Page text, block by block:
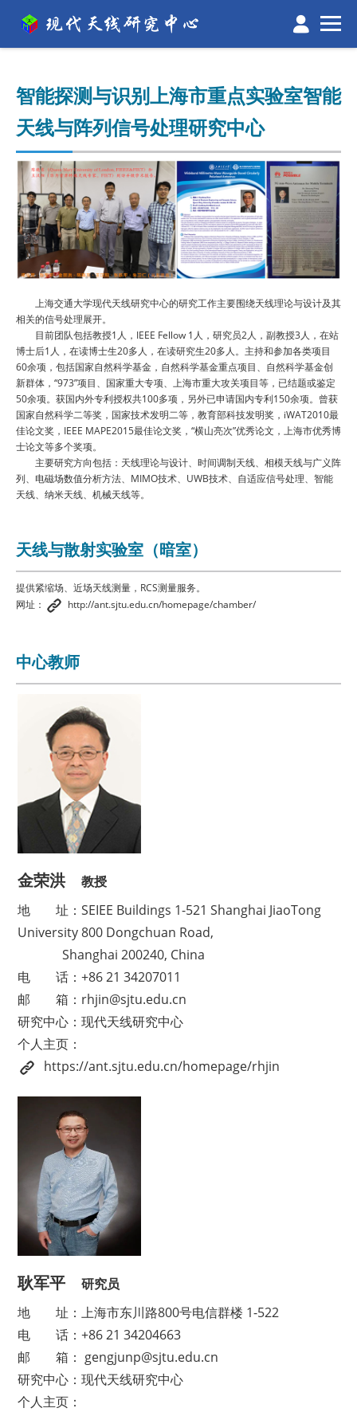
智能探测与识别上海市重点实验室智能
天线与阵列信号处理研究中心
上海交通大学现代天线研究中心的研究工作主要围绕天线理论与设计及其
相关的信号处理展开。
目前团队包括教授1人，IEEE Fellow 1人，研究员2人，副教授3人，在站
博士后1人，在读博士生20多人，在读研究生20多人。主持和参加各类项目
60余项，包括国家自然科学基金，自然科学基金重点项目、自然科学基金创
新群体，“973”项目、国家重大专项、上海市重大攻关项目等，已结题或鉴定
50余项。获国内外专利授权共100多项，另外已申请国内专利150余项。曾获
国家自然科学二等奖，国家技术发明二等，教育部科技发明奖，iWAT2010最
佳论文奖，IEEE MAPE2015最佳论文奖，“横山亮次”优秀论文，上海市优秀博
士论文等多个奖项。
主要研究方向包括：天线理论与设计、时间调制天线、相模天线与广义阵
列、电磁场数值分析方法、MIMO技术、UWB技术、自适应信号处理、智能
天线、纳米天线、机械天线等。
天线与散射实验室（暗室）
提供紧缩场、近场天线测量，RCS测量服务。
网址：
http://ant.sjtu.edu.cn/homepage/chamber/
中心教师
金荣洪
教授
地 址：SEIEE Buildings 1-521 Shanghai JiaoTong
University 800 Dongchuan Road,
Shanghai 200240, China
电 话：+86 21 34207011
邮 箱：rhjin@sjtu.edu.cn
研究中心 ：现代天线研究中心
个人主页 ：
https://ant.sjtu.edu.cn/homepage/rhjin
耿军平
研究员
地 址：上海市东川路800号电信群楼 1-522
电 话：+86 21 34204663
邮 箱： gengjunp@sjtu.edu.cn
研究中心 ：现代天线研究中心
个人主页：